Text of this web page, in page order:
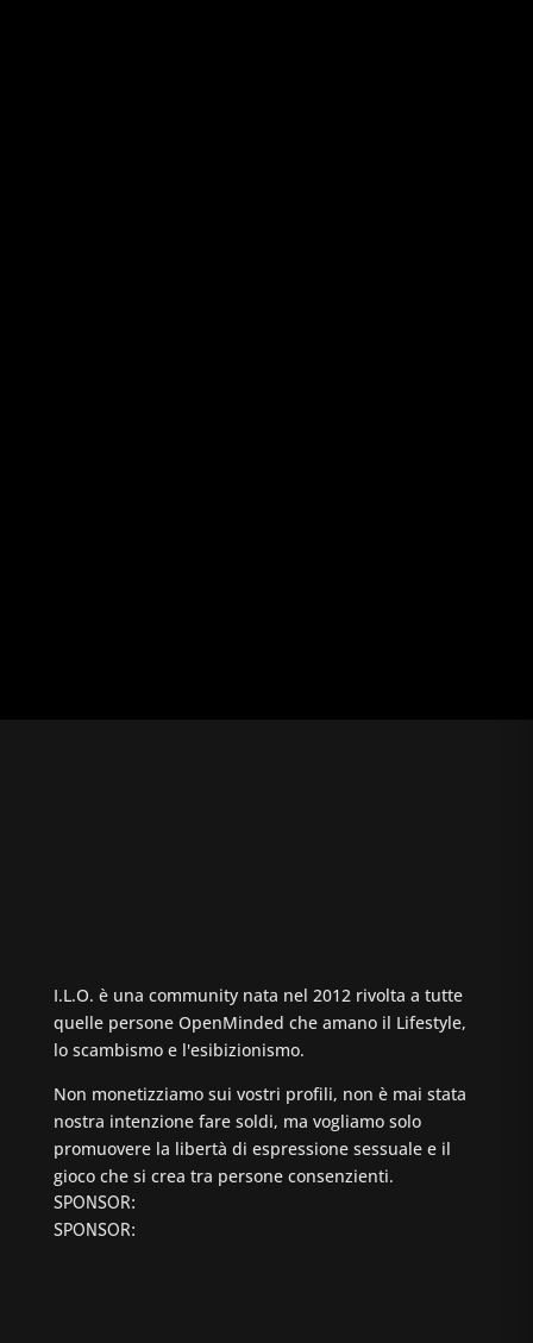
I.L.O. è una community nata nel 2012 rivolta a tutte
quelle persone OpenMinded che amano il Lifestyle,
lo scambismo e l'esibizionismo.
Non monetizziamo sui vostri profili, non è mai stata
nostra intenzione fare soldi, ma vogliamo solo
promuovere la libertà di espressione sessuale e il
gioco che si crea tra persone consenzienti.
SPONSOR:
SPONSOR: